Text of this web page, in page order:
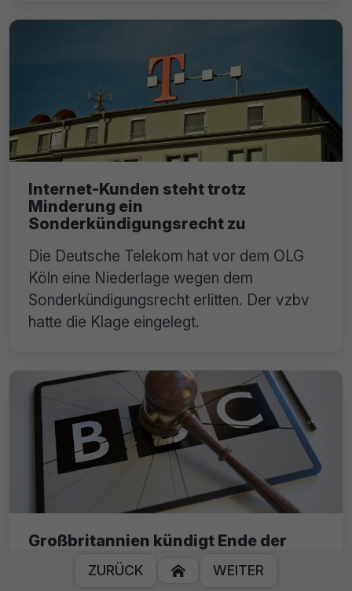
Internet-Kunden steht trotz
Minderung ein
Sonderkündigungsrecht zu
Die Deutsche Telekom hat vor dem OLG
Köln eine Niederlage wegen dem
Sonderkündigungsrecht erlitten. Der vzbv
hatte die Klage eingelegt.
Großbritannien kündigt Ende der
BBC-Beitragsgebühren an
ZURÜCK  WEITER